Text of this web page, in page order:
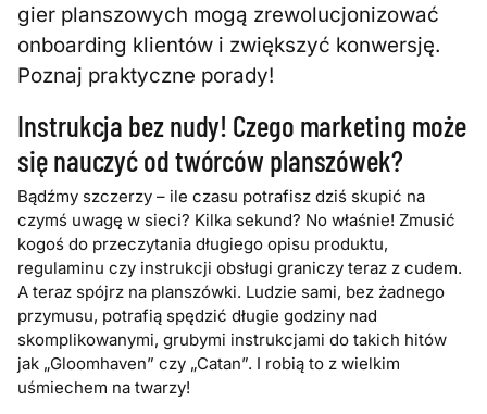
gier planszowych mogą zrewolucjonizować
onboarding klientów i zwiększyć konwersję.
Poznaj praktyczne porady!
Instrukcja bez nudy! Czego marketing może
się nauczyć od twórców planszówek?
Bądźmy szczerzy – ile czasu potrafisz dziś skupić na
czymś uwagę w sieci? Kilka sekund? No właśnie! Zmusić
kogoś do przeczytania długiego opisu produktu,
regulaminu czy instrukcji obsługi graniczy teraz z cudem.
A teraz spójrz na planszówki. Ludzie sami, bez żadnego
przymusu, potrafią spędzić długie godziny nad
skomplikowanymi, grubymi instrukcjami do takich hitów
jak „Gloomhaven” czy „Catan”. I robią to z wielkim
uśmiechem na twarzy!